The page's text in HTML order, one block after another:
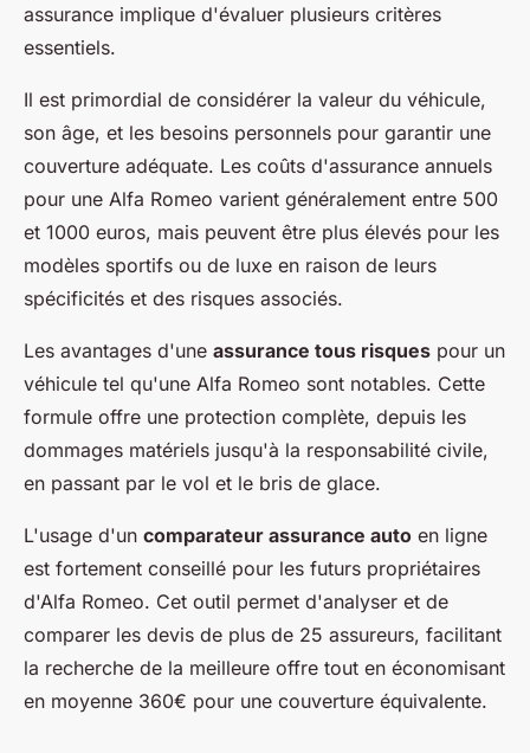
assurance implique d'évaluer plusieurs critères
essentiels.
Il est primordial de considérer la valeur du véhicule,
son âge, et les besoins personnels pour garantir une
couverture adéquate. Les coûts d'assurance annuels
pour une Alfa Romeo varient généralement entre 500
et 1000 euros, mais peuvent être plus élevés pour les
modèles sportifs ou de luxe en raison de leurs
spécificités et des risques associés.
Les avantages d'une assurance tous risques pour un
véhicule tel qu'une Alfa Romeo sont notables. Cette
formule offre une protection complète, depuis les
dommages matériels jusqu'à la responsabilité civile,
en passant par le vol et le bris de glace.
L'usage d'un comparateur assurance auto en ligne
est fortement conseillé pour les futurs propriétaires
d'Alfa Romeo. Cet outil permet d'analyser et de
comparer les devis de plus de 25 assureurs, facilitant
la recherche de la meilleure offre tout en économisant
en moyenne 360€ pour une couverture équivalente.